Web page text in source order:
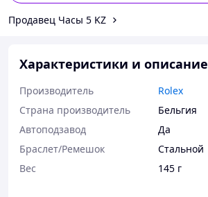
Продавец Часы 5 KZ
Характеристики и описание
Производитель
Rolex
Страна производитель
Бельгия
Автоподзавод
Да
Браслет/Ремешок
Стальной
Вес
145 г